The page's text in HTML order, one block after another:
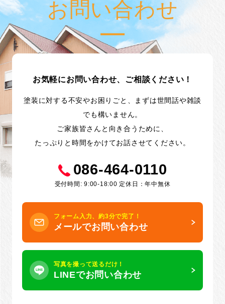
お問い合わせ
お気軽にお問い合わせ、ご相談ください！
塗装に対する不安やお困りごと、まずは世間話や雑談
でも構いません。
ご家族皆さんと向き合うために、
たっぷりと時間をかけてお話させてください。
086-464-0110
受付時間: 9:00-18:00 定休日：年中無休
フォーム入力、約3分で完了！
メールでお問い合わせ
写真を撮って送るだけ！
LINEでお問い合わせ